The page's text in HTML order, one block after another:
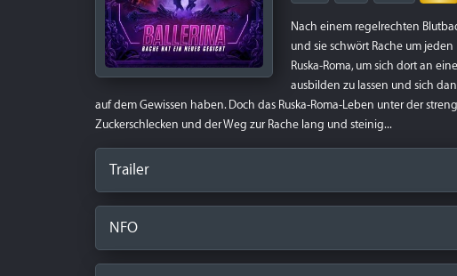
Nach einem regelrechten
und sie schwört Rache um
Ruska-Roma, um sich dort an
ausbilden zu lassen und sich
auf dem Gewissen haben. Doch das Ruska-Roma-Leben unter der
Zuckerschlecken und der Weg zur Rache lang und steinig...
Trailer
NFO